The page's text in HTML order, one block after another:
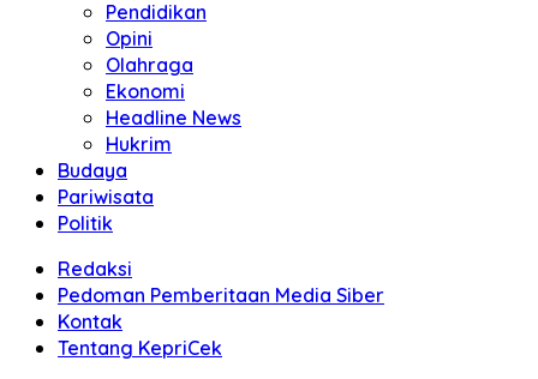
Pendidikan
Opini
Olahraga
Ekonomi
Headline News
Hukrim
Budaya
Pariwisata
Politik
Redaksi
Pedoman Pemberitaan Media Siber
Kontak
Tentang KepriCek